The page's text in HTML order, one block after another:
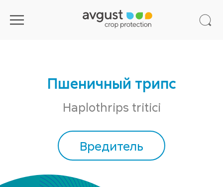
Пшеничный трипс
Haplothrips tritici
Вредитель